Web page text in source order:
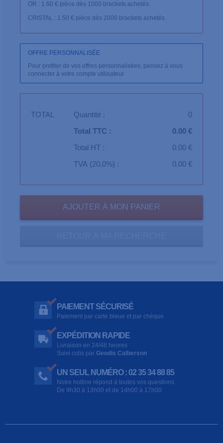
OR : 1.60 € pièce dès 1000 brackets achetés.
CRISTAL : 1.50 € pièce dès 2000 brackets achetés.
OFFRE PERSONNALISÉE
Pour profiter de vos offres personnalisées, pensez à vous
connecter à votre compte utilisateur.
TOTAL Quantité :
0
Total TTC :
0.00 €
Total HT :
0.00 €
TVA (20,0%) :
0.00 €
PAIEMENT SÉCURISÉ
Paiement par carte bleue et par chèque
EXPÉDITION RAPIDE
Livraison en 24/48 heures
Suivi colis par Geodis Calberson
UN SEUL NUMÉRO : 02 35 34 88 85
Notre hotline répond à toutes vos questions
De 9h30 à 13h00 et de 14h00 à 17h00